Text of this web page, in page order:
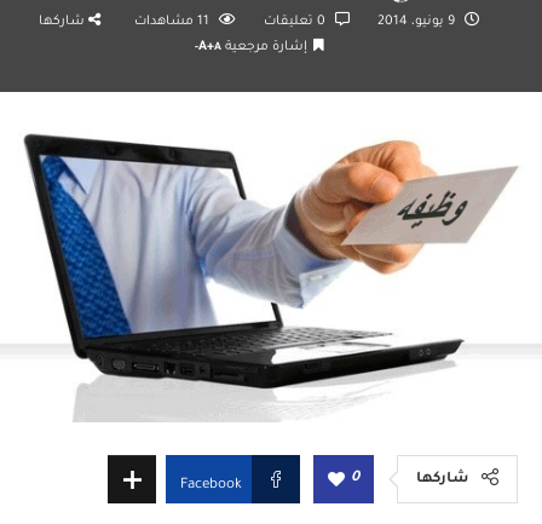
9 يونيو، 2014 11 مشاهدات
شاركها
إشارة مرجعية
A+A-
شاركها 0
Facebook